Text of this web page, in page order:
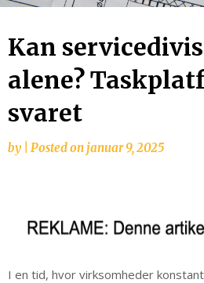
Kan
alene?
svaret
by Posted on januar 9, 2025
I en tid, hvor virksomheder